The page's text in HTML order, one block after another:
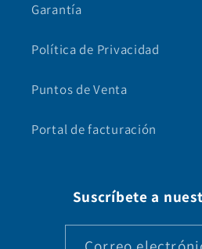
Garantía
Política de Privacidad
Puntos de Venta
Portal de facturación
Suscríbete a